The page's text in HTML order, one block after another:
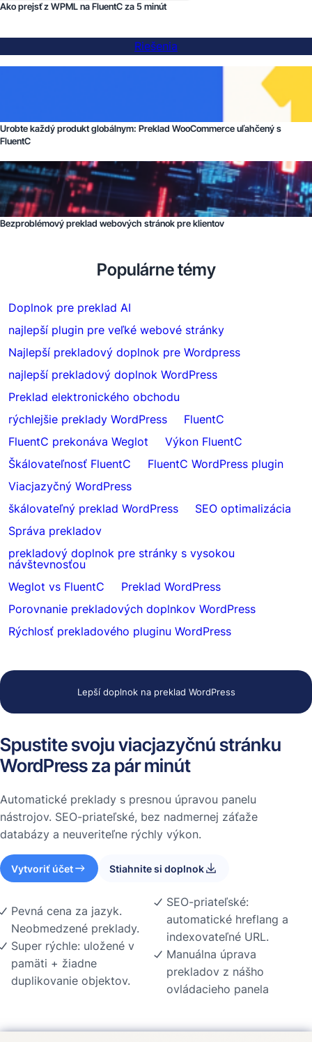
Ako prejsť z WPML na FluentC za 5 minút
Riešenia
Urobte každý produkt globálnym: Preklad WooCommerce uľahčený s
FluentC
Bezproblémový preklad webových stránok pre klientov
Populárne témy
Doplnok pre preklad AI
najlepší plugin pre veľké webové stránky
Najlepší prekladový doplnok pre Wordpress
najlepší prekladový doplnok WordPress
Preklad elektronického obchodu
rýchlejšie preklady WordPress
FluentC
FluentC prekonáva Weglot
Výkon FluentC
Škálovateľnosť FluentC
FluentC WordPress plugin
Viacjazyčný WordPress
škálovateľný preklad WordPress
SEO optimalizácia
Správa prekladov
prekladový doplnok pre stránky s vysokou
návštevnosťou
Weglot vs FluentC
Preklad WordPress
Porovnanie prekladových doplnkov WordPress
Rýchlosť prekladového pluginu WordPress
Lepší doplnok na preklad WordPress
Spustite svoju viacjazyčnú stránku
WordPress za pár minút
Automatické preklady s presnou úpravou panelu
nástrojov. SEO-priateľské, bez nadmernej záťaže
databázy a neuveriteľne rýchly výkon.
Vytvoriť účet Stiahnite si doplnok
Pevná cena za jazyk.
Neobmedzené preklady.
Super rýchle: uložené v
pamäti + žiadne
duplikovanie objektov.
SEO-priateľské:
automatické hreflang a
indexovateľné URL.
Manuálna úprava
prekladov z nášho
ovládacieho panela